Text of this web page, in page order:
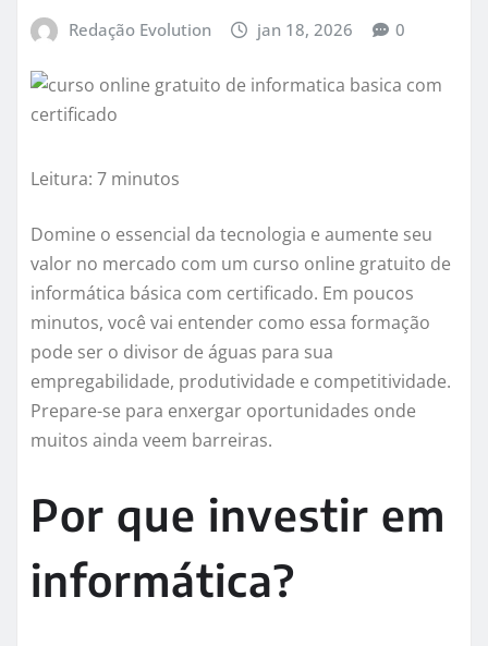
Redação Evolution jan 18, 2026 0
Leitura: 7 minutos
Domine o essencial da tecnologia e aumente seu
valor no mercado com um curso online gratuito de
informática básica com certificado. Em poucos
minutos, você vai entender como essa formação
pode ser o divisor de águas para sua
empregabilidade, produtividade e competitividade.
Prepare-se para enxergar oportunidades onde
muitos ainda veem barreiras.
Por que investir em
informática?